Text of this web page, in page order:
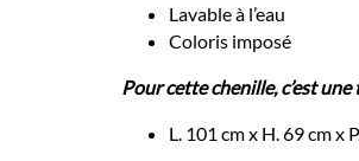
Lavable à l’eau
Coloris imposé
Pour cette chenille, c’est
L. 101 cm x H. 69 cm x